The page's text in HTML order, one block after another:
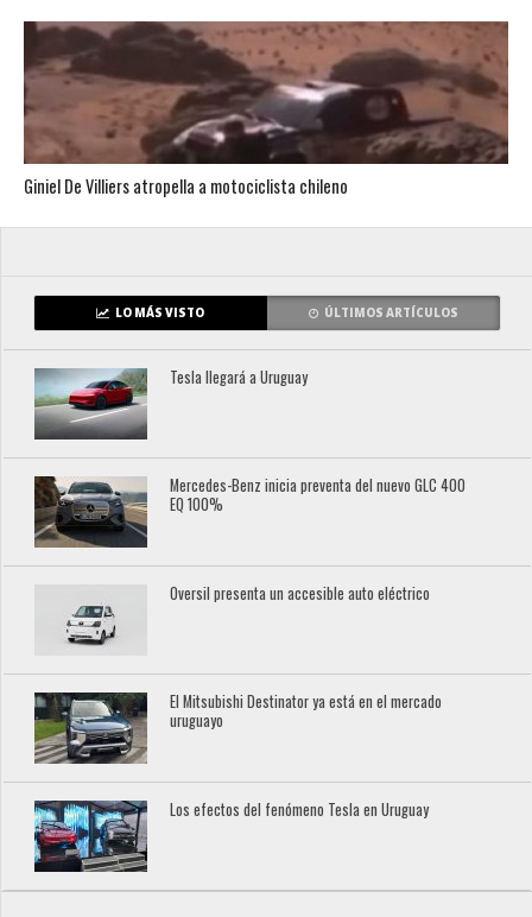
Giniel De Villiers atropella a motociclista chileno
LO MÁS VISTO ÚLTIMOS ARTÍCULOS
Tesla llegará a Uruguay
Mercedes-Benz inicia preventa del nuevo GLC 400
EQ 100%
Oversil presenta un accesible auto eléctrico
El Mitsubishi Destinator ya está en el mercado
uruguayo
Los efectos del fenómeno Tesla en Uruguay